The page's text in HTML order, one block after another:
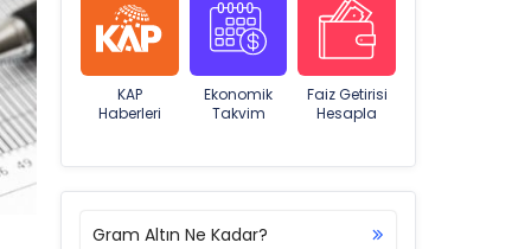
KAP
Haberleri
Ekonomik
Takvim
Faiz Getirisi
Hesapla
Gram Altın Ne Kadar?